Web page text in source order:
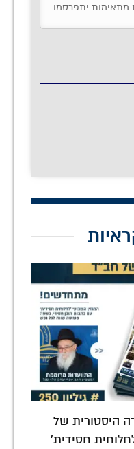
מהדורה היסטורית של
חסידית'